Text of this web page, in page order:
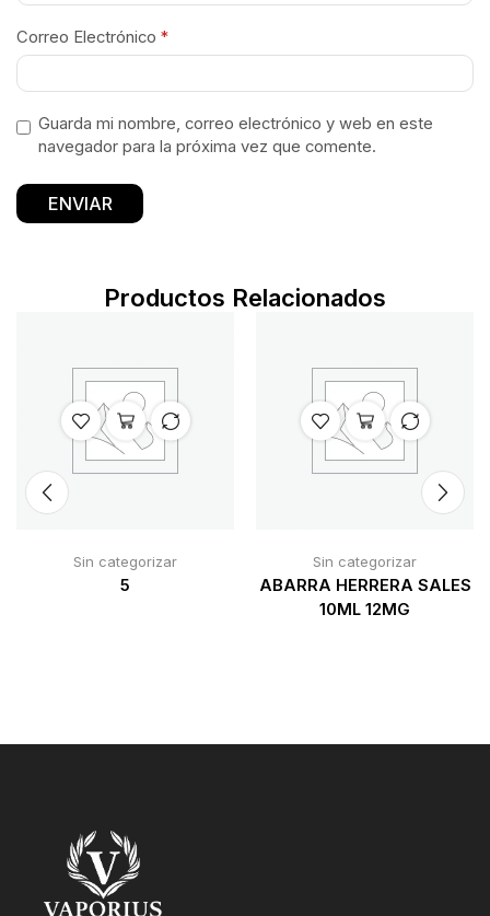
Correo Electrónico *
Guarda mi nombre, correo electrónico y web en este
navegador para la próxima vez que comente.
Productos Relacionados
Sin categorizar
5
Sin categorizar
ABARRA HERRERA SALES
10ML 12MG